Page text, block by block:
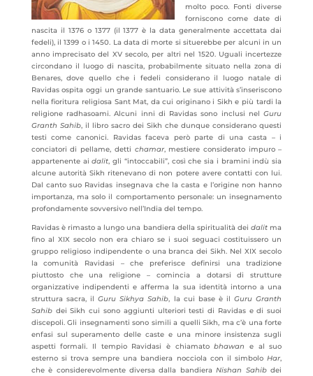
molto poco. Fonti diverse
forniscono come date di
nascita il 1376 o 1377 (il 1377 è la data generalmente accettata dai
fedeli), il 1399 o i 1450. La data di morte si situerebbe per alcuni in un
anno imprecisato del XV secolo, per altri nel 1520. Uguali incertezze
circondano il luogo di nascita, probabilmente situato nella zona di
Benares, dove quello che i fedeli considerano il luogo natale di
Ravidas ospita oggi un grande santuario. Le sue attività s’inseriscono
nella fioritura religiosa Sant Mat, da cui originano i Sikh e più tardi la
religione radhasoami. Alcuni inni di Ravidas sono inclusi nelGuru
Granth Sahib, il libro sacro dei Sikh che dunque considerano questi
testi come canonici. Ravidas faceva però parte di una casta – i
conciatori di pellame, detti chamar, mestiere considerato impuro –
appartenente aidalit, gli “intoccabili”, così che sia i bramini indù sia
alcune autorità Sikh ritenevano di non potere avere contatti con lui.
Dal canto suo Ravidas insegnava che la casta e l’origine non hanno
importanza, ma solo il comportamento personale: un insegnamento
profondamente sovversivo nell’India del tempo.
Ravidas è rimasto a lungo una bandiera della spiritualità deidalit ma
fino al XIX secolo non era chiaro se i suoi seguaci costituissero un
gruppo religioso indipendente o una branca dei Sikh. Nel XIX secolo
la comunità Ravidasi – che preferisce definirsi una tradizione
piuttosto che una religione – comincia a dotarsi di strutture
organizzative indipendenti e afferma la sua identità intorno a una
struttura sacra, ilGuru Sikhya Sahib, la cui base è ilGuru Granth
Sahib dei Sikh cui sono aggiunti ulteriori testi di Ravidas e di suoi
discepoli. Gli insegnamenti sono simili a quelli Sikh, ma c’è una forte
enfasi sul superamento delle caste e una minore insistenza sugli
aspetti formali. Il tempio Ravidasi è chiamatobhawan e al suo
esterno si trova sempre una bandiera nocciola con il simboloHar,
che è considerevolmente diversa dalla bandieraNishan Sahibdei